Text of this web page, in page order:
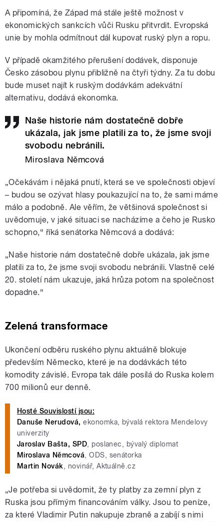
A připomíná, že Západ má stále ještě možnost v
ekonomických sankcích vůči Rusku přitvrdit. Evropská
unie by mohla odmítnout dál kupovat ruský plyn a ropu.
V případě okamžitého přerušení dodávek, disponuje
Česko zásobou plynu přibližně na čtyři týdny. Za tu dobu
bude muset najít k ruským dodávkám adekvátní
alternativu, dodává ekonomka.
Naše historie nám dostatečně dobře
ukázala, jak jsme platili za to, že jsme svoji
svobodu nebránili.
Miroslava Němcová
„Očekávám i nějaká pnutí, která se ve společnosti objeví
– budou se ozývat hlasy poukazující na to, že sami máme
málo a podobně. Ale věřím, že většinová společnost si
uvědomuje, v jaké situaci se nacházíme a čeho je Rusko
schopno,“ říká senátorka Němcová a dodává:
„Naše historie nám dostatečně dobře ukázala, jak jsme
platili za to, že jsme svoji svobodu nebránili. Vlastně celé
20. století nám ukazuje, jaká hrůza potom na společnost
dopadne.“
Zelená transformace
Ukončení odběru ruského plynu aktuálně blokuje
především Německo, které je na dodávkách této
komodity závislé. Evropa tak dále posílá do Ruska kolem
700 milionů eur denně.
Hosté Souvislostí jsou:
Danuše Nerudová,ekonomka, bývalá rektora Mendelovy
univerzity
Jaroslav Bašta, SPD, poslanec, bývalý diplomat
Miroslava Němcová, ODS, senátorka
Martin Novák, novinář, Aktuálně.cz
„Je potřeba si uvědomit, že ty platby za zemní plyn z
Ruska jsou přímým financováním války. Jsou to peníze,
za které Vladimir Putin nakupuje zbraně a zabíjí s nimi